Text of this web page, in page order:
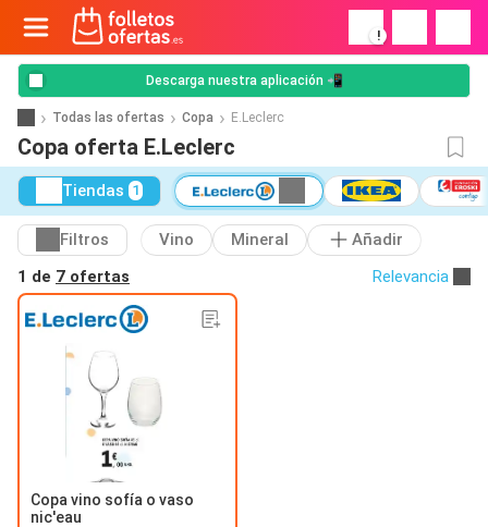
!
Descarga nuestra aplicación 📲
Todas las ofertas Copa E.Leclerc
Copa oferta E.Leclerc
Tiendas 1
Filtros Vino Mineral
Añadir
1 de 7 ofertas Relevancia
Copa vino sofía o vaso
nic'eau